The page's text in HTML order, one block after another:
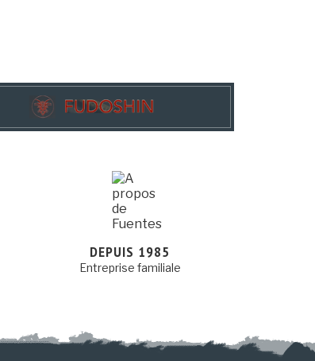
DEPUIS 1985
Entreprise familiale